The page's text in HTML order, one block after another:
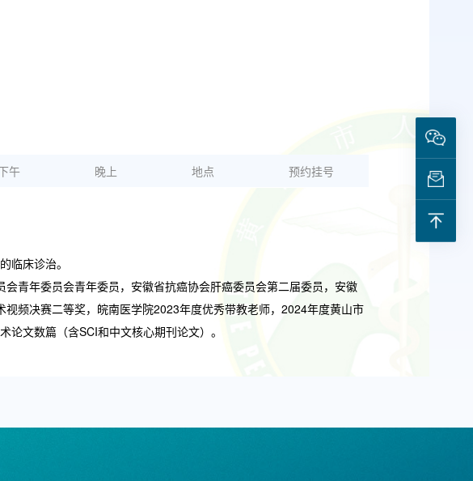
午 晚上 地点 预约挂号
临床诊治。
青年委员会青年委员，安徽省抗癌协会肝癌委员会第二届委员，安徽
频决赛二等奖，皖南医学院2023年度优秀带教老师，2024年度黄山市
文数篇（含SCI和中文核心期刊论文）。